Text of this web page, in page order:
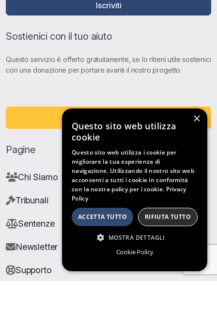
Iscriviti
Sostienici con il tuo aiuto
Questo servizio è offerto gratuitamente, se lo ritieni utile sostienici
con una donazione per portare avanti il nostro progetto.
Pagine
Chi Siamo
Tribunali
Sentenze
Newsletter
Supporto
×
Questo sito web utilizza
cookie
Questo sito web utilizza i cookie per
migliorare la tua esperienza di
navigazione. Utilizzando il nostro sito web
acconsenti a tutti i cookie in conformità
con la nostra policy per i cookie. Privacy
Policy
ACCETTA TUTTO RIFIUTA TUTTO
MOSTRA DETTAGLI
Cookie Policy